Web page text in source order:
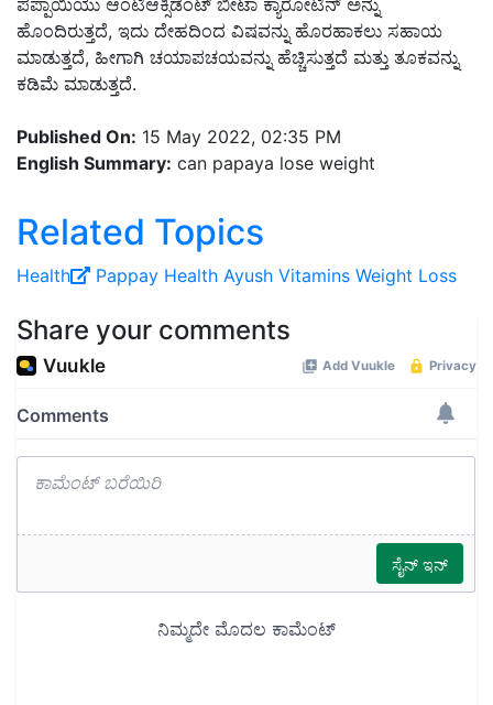
ಪಪ್ಪಾಯಿಯು ಆಂಟಿಆಕ್ಸಿಡೆಂಟ್ ಬೀಟಾ ಕ್ಯಾರೋಟಿನ್ ಅನ್ನು
ಹೊಂದಿರುತ್ತದೆ, ಇದು ದೇಹದಿಂದ ವಿಷವನ್ನು ಹೊರಹಾಕಲು ಸಹಾಯ
ಮಾಡುತ್ತದೆ, ಹೀಗಾಗಿ ಚಯಾಪಚಯವನ್ನು ಹೆಚ್ಚಿಸುತ್ತದೆ ಮತ್ತು ತೂಕವನ್ನು
ಕಡಿಮೆ ಮಾಡುತ್ತದೆ.
Published On: 15 May 2022, 02:35 PM
English Summary: can papaya lose weight
Related Topics
Health Pappay Health Ayush Vitamins Weight Loss
Share your comments